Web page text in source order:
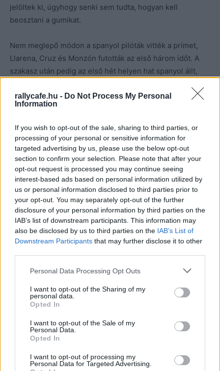
rallycafe.hu - Do Not Process My Personal
Information
If you wish to opt-out of the sale, sharing to third parties, or
processing of your personal or sensitive information for
targeted advertising by us, please use the below opt-out
section to confirm your selection. Please note that after your
opt-out request is processed you may continue seeing
interest-based ads based on personal information utilized by
us or personal information disclosed to third parties prior to
your opt-out. You may separately opt-out of the further
disclosure of your personal information by third parties on the
IAB’s list of downstream participants. This information may
also be disclosed by us to third parties on the IAB’s List of
Downstream Participants that may further disclose it to other
Please note that this website/app uses one or more Google
not limited to your visit or usage behaviour. You may click to
grant or deny consent to Google and its third-party tags to
use your data for below specified purposes in below Google
consent section.
Personal Data Processing Opt Outs
I want to opt-out of the Sharing of my
personal data.
Opted In
I want to opt-out of the Sale of my
Personal Data.
Opted In
I want to opt-out of processing my
Personal Data for Targeted Advertising.
jelöltek ki, úgyhogy senki sem tudta, hogyan kell
beosztani a gumikat.
Nem meglepő módon a spanyol pilóták vitték a prímet,
Llarena, Cruz és Monzón futották az első három időt. A
szakasz után pedig az első hét helyen hat spanyol állt,
közéjük férkőzni.
szakaszon Herczig Norbi és a lengyel Grzegorz Grzyb is.
Utóbbi három pozíciót is veszített, a csomagtartójában
pedig egy küllőitől megszabadított pótkerék lapult. Ez
okozhatta a problémát a szombati második gyorsaságin
is, ahol az első kanyarban kitört Skoda Fabia R5-ösének a
hátulja, keresztbe álltak és felborultak. Nem volt nagy
tempójú az esés, a versenyzők nem sérültek, és bár
egyelőre nincs hír az esésről, a képek alapján nagyon úgy
néz ki, hogy a bal hátsó kerék kitört és ez okozta a